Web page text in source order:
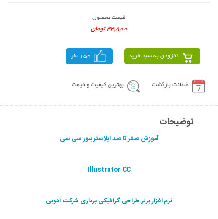
قیمت محصول
34,800 تومان
افزودن به سبد خرید 159 نفر
ضمانت بازگشت بهترین کیفیت و قیمت
توضیحات
آموزش صفر تا صد ایلاستریتور سی سی
Illustrator CC
نرم افزار برتر طراحی گرافیکی برداری شرکت آدوبی